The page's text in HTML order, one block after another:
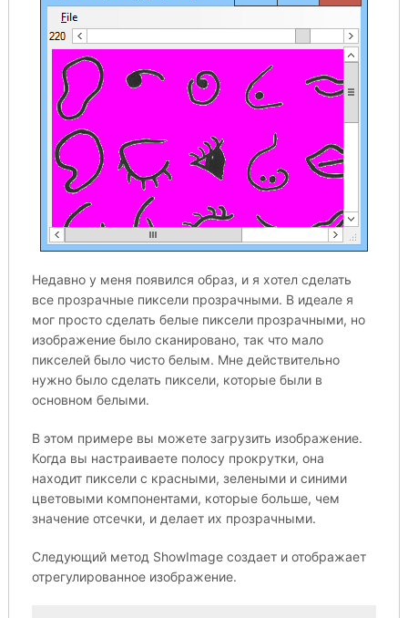
Недавно у меня появился образ, и я хотел сделать
все прозрачные пиксели прозрачными. В идеале я
мог просто сделать белые пиксели прозрачными, но
изображение было сканировано, так что мало
пикселей было чисто белым. Мне действительно
нужно было сделать пиксели, которые были в
основном белыми.
В этом примере вы можете загрузить изображение.
Когда вы настраиваете полосу прокрутки, она
находит пиксели с красными, зелеными и синими
цветовыми компонентами, которые больше, чем
значение отсечки, и делает их прозрачными.
Следующий метод ShowImage создает и отображает
отрегулированное изображение.